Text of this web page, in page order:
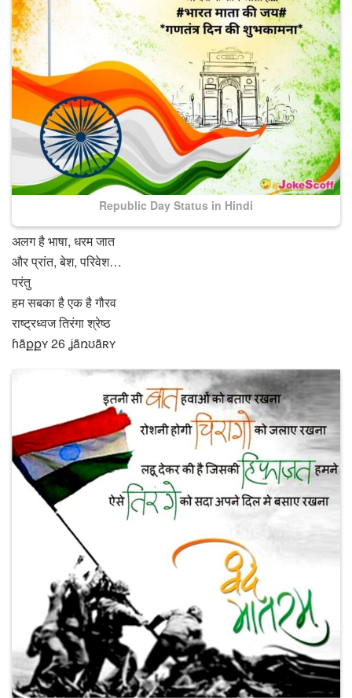
Republic Day Status in Hindi
अलग है भाषा, धरम जात
और प्रांत, बेश, परिवेश…
परंतु
हम सबका है एक है गौरव
राष्ट्रध्वज तिरंगा श्रेष्ठ
ɦǟքքʏ 26 ʝǟռʊǟʀʏ